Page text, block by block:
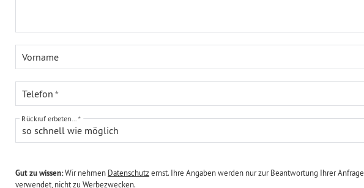
Vorname
Telefon
so schnell wie möglich
Rückruf erbeten...
Gut zu wissen:Wir nehmen Datenschutzernst. Ihre Angaben werden nur zur Beantwortung Ihrer Anfrage
verwendet, nicht zu Werbezwecken.